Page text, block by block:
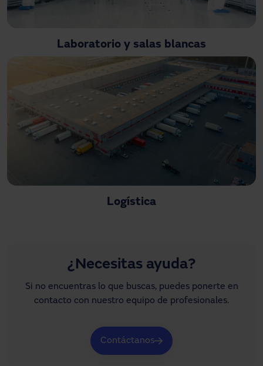
Laboratorio y salas blancas
Logística
¿Necesitas ayuda?
Si no encuentras lo que buscas, puedes ponerte en
contacto con nuestro equipo de profesionales.
Contáctanos